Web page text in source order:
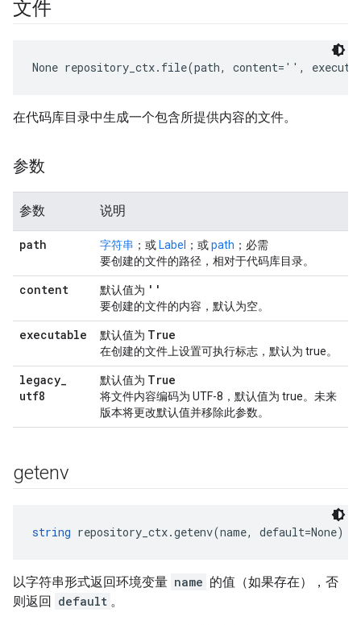
文件
None repository_ctx.file(path, content='',
在代码库目录中生成一个包含所提供内容的文件。
参数
参数 说明
path 字符串 ；或 Label ；或path ；必需
要创建的文件的路径，相对于代码库目录。
content 默认值为 ''
要创建的文件的内容，默认为空。
executable 默认值为 True
在创建的文件上设置可执行标志，默认为 true。
legacy_
utf8
默认值为 True
将文件内容编码为 UTF-8，默认值为 true。未来
版本将更改默认值并移除此参数。
getenv
string repository_ctx.getenv(name, default=None)
以字符串形式返回环境变量 name 的值（如果存在），否
则返回 default 。